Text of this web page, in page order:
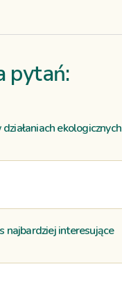
pytań:
ekologicznych
najbardziej interesujące